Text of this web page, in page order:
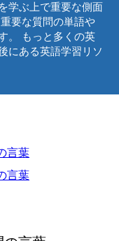
学ぶ上で重要な側面
要な質問の単語や
。 もっと多くの英
にある英語学習リソ
言葉
言葉